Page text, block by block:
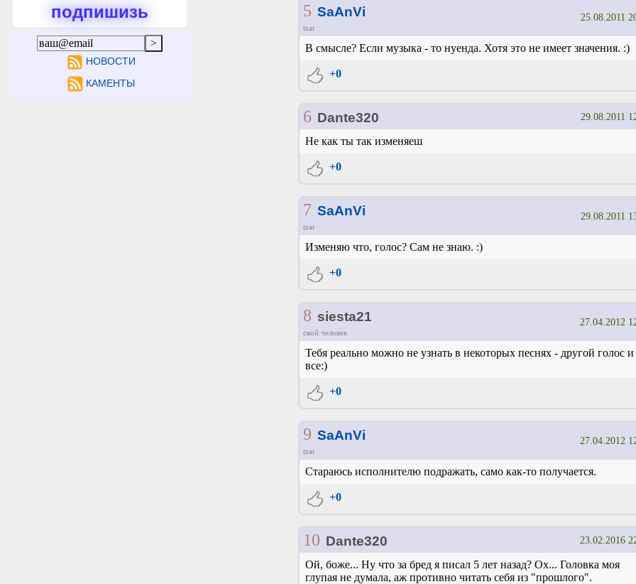
подпишизь
НОВОСТИ
КАМЕНТЫ
5 SaAnVi
tzar
25.08.2011
В смысле? Если музыка - то нуенда. Хотя это не имеет значения. :)
+0
6 Dante320 29.08.2011
Не как ты так изменяеш
+0
7 SaAnVi
tzar
29.08.2011
Изменяю что, голос? Сам не знаю. :)
+0
8 siesta21
свой человек
27.04.2012
Тебя реально можно не узнать в некоторых песнях - другой голос и
все:)
+0
9 SaAnVi
tzar
27.04.2012
Стараюсь исполнителю подражать, само как-то получается.
+0
10 Dante320 23.02.2016
Ой, боже... Ну что за бред я писал 5 лет назад? Ох... Головка моя
глупая не думала, аж противно читать себя из "прошлого".